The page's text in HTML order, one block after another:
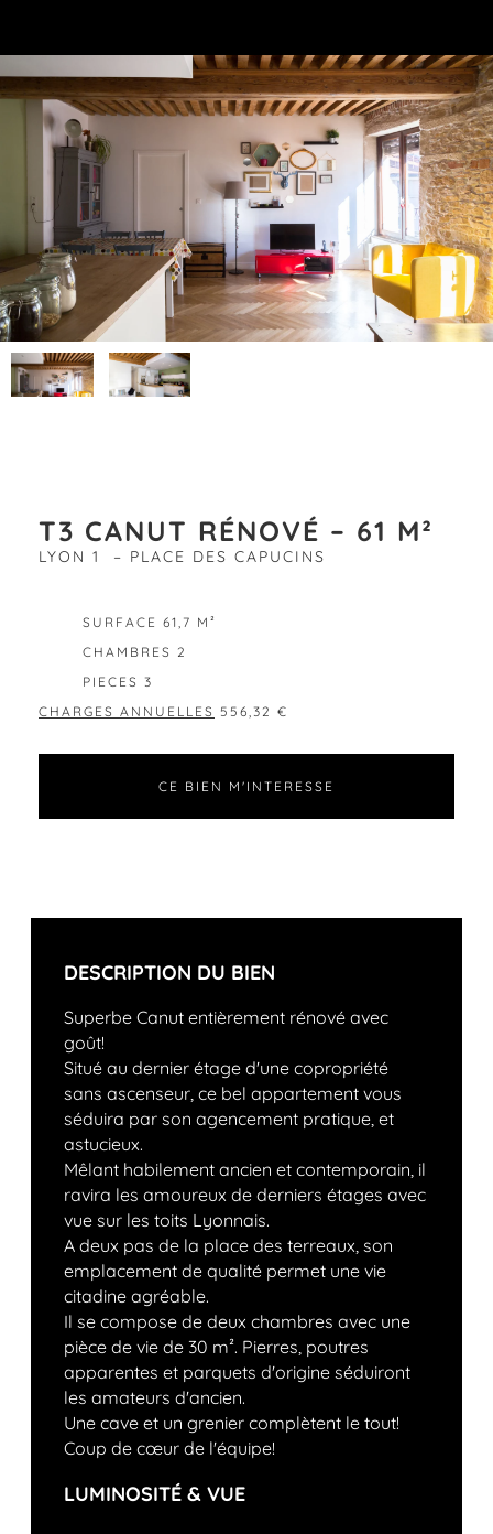
T3 CANUT RÉNOVÉ – 61 M²
LYON 1 – PLACE DES CAPUCINS
SURFACE 61,7 M²
CHAMBRES 2
PIECES 3
CHARGES ANNUELLES 556,32 €
CE BIEN M'INTERESSE
DESCRIPTION DU BIEN
Superbe Canut entièrement rénové avec
goût!
Situé au dernier étage d'une copropriété
sans ascenseur, ce bel appartement vous
séduira par son agencement pratique, et
astucieux.
Mêlant habilement ancien et contemporain, il
ravira les amoureux de derniers étages avec
vue sur les toits Lyonnais.
A deux pas de la place des terreaux, son
emplacement de qualité permet une vie
citadine agréable.
Il se compose de deux chambres avec une
pièce de vie de 30 m². Pierres, poutres
apparentes et parquets d'origine séduiront
les amateurs d'ancien.
Une cave et un grenier complètent le tout!
Coup de cœur de l'équipe!
LUMINOSITÉ & VUE